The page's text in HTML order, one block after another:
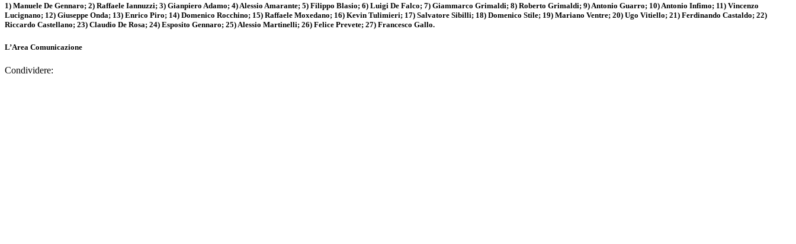
1) Manuele De Gennaro; 2) Raffaele Iannuzzi; 3) Gianpiero Adamo; 4) Alessio Amarante; 5) Filippo Blasio; 6) Luigi De Falco; 7) Giammarco Grimaldi; 8) Roberto Grimaldi; 9) Antonio Guarro; 10) Antonio Infimo; 11) Vincenzo
Lucignano; 12) Giuseppe Onda; 13) Enrico Piro; 14) Domenico Rocchino; 15) Raffaele Moxedano; 16) Kevin Tulimieri; 17) Salvatore Sibilli; 18) Domenico Stile; 19) Mariano Ventre; 20) Ugo Vitiello; 21) Ferdinando Castaldo; 22)
Riccardo Castellano; 23) Claudio De Rosa; 24) Esposito Gennaro; 25) Alessio Martinelli; 26) Felice Prevete; 27) Francesco Gallo.
L’Area Comunicazione
Condividere: